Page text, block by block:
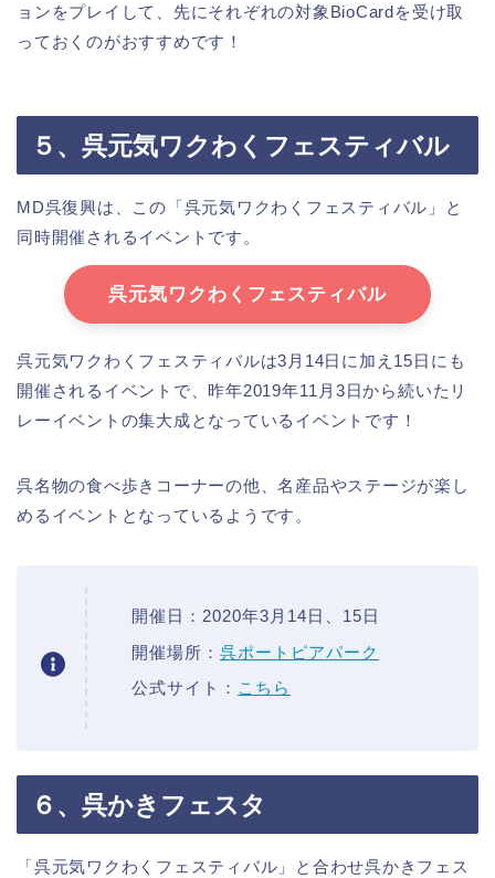
ョンをプレイして、先にそれぞれの対象BioCardを受け取
っておくのがおすすめです！
５、呉元気ワクわくフェスティバル
MD呉復興は、この「呉元気ワクわくフェスティバル」と
同時開催されるイベントです。
呉元気ワクわくフェスティバル
呉元気ワクわくフェスティバルは3月14日に加え15日にも
開催されるイベントで、昨年2019年11月3日から続いたリ
レーイベントの集大成となっているイベントです！
呉名物の食べ歩きコーナーの他、名産品やステージが楽し
めるイベントとなっているようです。
開催日：2020年3月14日、15日
開催場所： 呉ポートピアパーク
公式サイト： こちら
６、呉かきフェスタ
「呉元気ワクわくフェスティバル」と合わせ呉かきフェス